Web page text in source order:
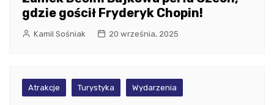
gdzie gościł Fryderyk Chopin!
Kamil Sośniak 20 września, 2025
Atrakcje Turystyka Wydarzenia